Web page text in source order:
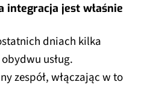
integracja jest właśnie
dniach kilka
usług.
zespół, włączając w to